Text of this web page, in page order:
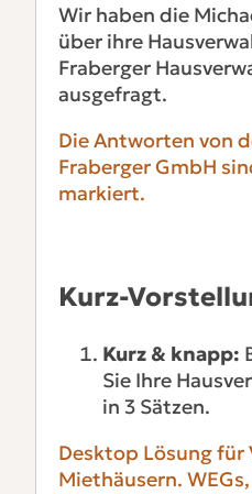
Wir haben die
über ihre
Fraberger
ausgefragt.
Die Antworten von
Fraberger GmbH
markiert.
Kurz-
Kurz & knapp:
Sie Ihre
in 3 Sätzen.
Desktop Lösung für
Miethäusern. WEGs,